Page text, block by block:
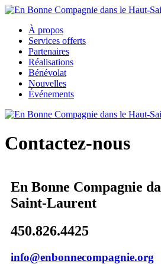
Aller au contenu principal
En Bonne
Compagnie
dans le
Haut-
Laurent
À propos
Services offerts
Partenaires
Réalisations
Bénévolat
Nouvelles
Événements
Contactez-nous
En Bonne Compagnie
Saint-Laurent
450.826.4425
info@enbonnecompagnie.org